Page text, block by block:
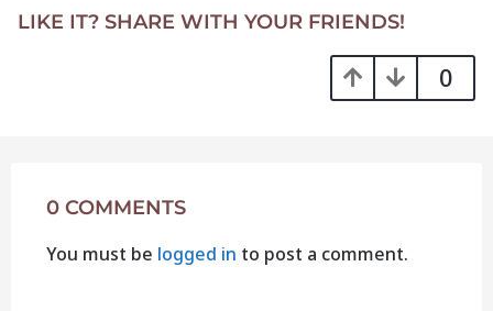
i
LIKE IT? SHARE WITH YOUR FRIENDS!
0
0 COMMENTS
You must be logged in to post a comment.